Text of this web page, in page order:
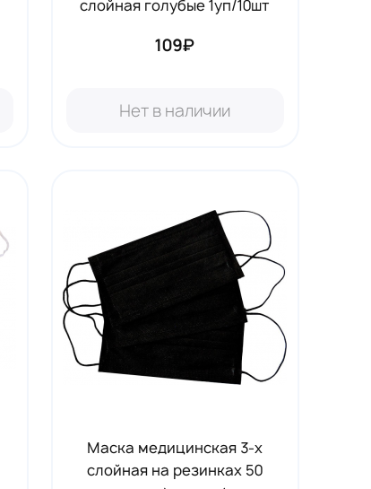
слойная голубые 1уп/10шт
109₽
Нет в наличии
Маска медицинская 3-х
слойная на резинках 50